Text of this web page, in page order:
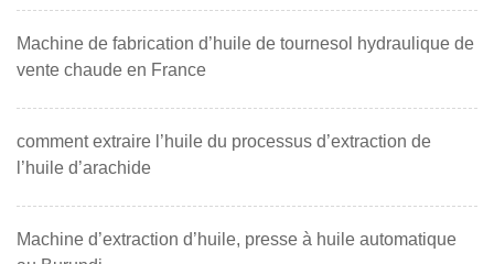
Machine de fabrication d’huile de tournesol hydraulique de
vente chaude en France
comment extraire l’huile du processus d’extraction de
l’huile d’arachide
Machine d’extraction d’huile, presse à huile automatique